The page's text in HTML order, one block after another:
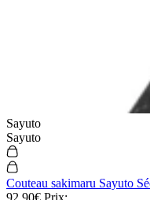
Sayuto
Sayuto
Couteau sakimaru Sayuto
92,90€ Prix: